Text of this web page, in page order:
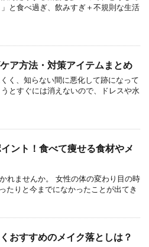
と食べ過ぎ、飲みすぎ＋不規則な生活
ア方法・対策アイテムまとめ
く、知らない間に悪化して跡になって
とすぐには消えないので、ドレスや水
ント！食べて痩せる食材やメ
れませんか。 女性の体の変わり目の時
たりと今までになかったことが出てき
おすすめのメイク落としは？